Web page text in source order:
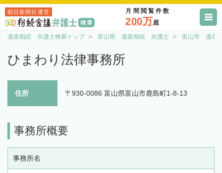
朝日新聞社運営 月間閲覧件数
200万超
遺産相続 弁護士検索トップ 富山県 遺産相続 弁護士 富山市 遺産
ひまわり法律事務所
住所 〒930-0086 富山県富山市鹿島町1-8-13
事務所概要
事務所名